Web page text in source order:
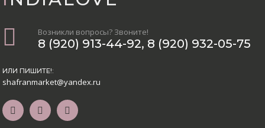
Возникли вопросы? Звоните!
8 (920) 913-44-92, 8 (920) 932-05-75
ИЛИ ПИШИТЕ!:
shafranmarket@yandex.ru